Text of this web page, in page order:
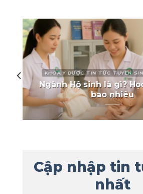
TIẾP VIÊN VÀ DỊCH VỤ HÀNG
Ngành Dịch vụ Thương
không là gì? Học gì,
bao nhiêu?
Cập nhập tin
nhất